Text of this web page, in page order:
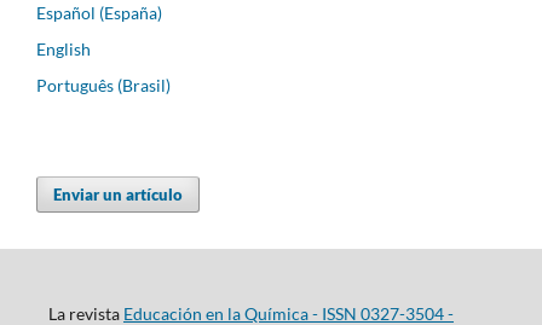
Español (España)
English
Português (Brasil)
Enviar un artículo
La revista Educación en la Química - ISSN 0327-3504 -